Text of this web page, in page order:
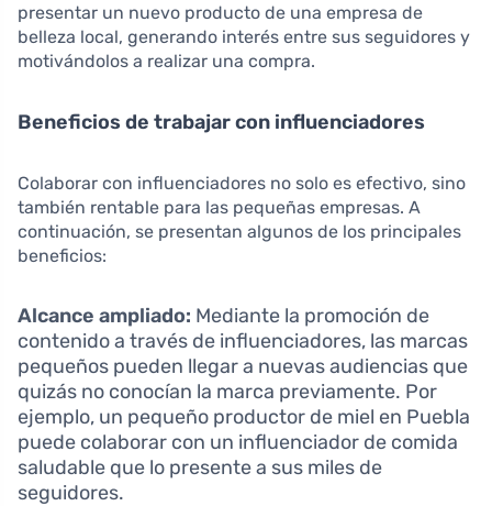
presentar un nuevo producto de una empresa de
belleza local, generando interés entre sus seguidores y
motivándolos a realizar una compra.
Beneficios de trabajar con influenciadores
Colaborar con influenciadores no solo es efectivo, sino
también rentable para las pequeñas empresas. A
continuación, se presentan algunos de los principales
beneficios:
Alcance ampliado: Mediante la promoción de
contenido a través de influenciadores, las marcas
pequeños pueden llegar a nuevas audiencias que
quizás no conocían la marca previamente. Por
ejemplo, un pequeño productor de miel en Puebla
puede colaborar con un influenciador de comida
saludable que lo presente a sus miles de
seguidores.